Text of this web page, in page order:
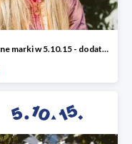
Mocne marki w 5.10.15 - dodatkowe -10% rabatu